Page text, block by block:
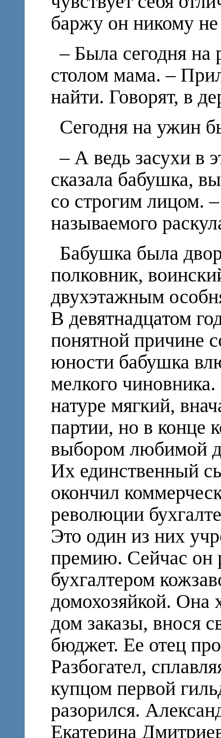
баржу он никому не
– Была сегодня на
столом мама. –
найти. Говорят, в
Сегодня на ужин
– А ведь засухи в
сказала бабушка,
со строгим лицом.
называемого
Бабушка была
полковник,
двухэтажным
В девятнадцатом
понятной причине
юности бабушка
мелкого
натуре мягкий,
партии, но в конце
выбором любимой
Их единственный
окончил
революции
Это один из них
премию. Сейчас он
бухгалтером
домохозяйкой. Она
дом заказы, внося
бюджет. Ее отец
Разбогател,
купцом первой
разорился.
Екатерина